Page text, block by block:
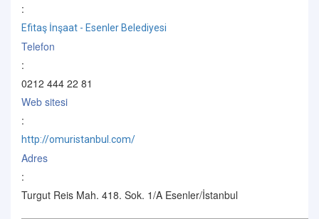
:
Efitaş İnşaat - Esenler Belediyesi
Telefon
:
0212 444 22 81
Web sitesi
:
http://omuristanbul.com/
Adres
:
Turgut Reis Mah. 418. Sok. 1/A Esenler/İstanbul